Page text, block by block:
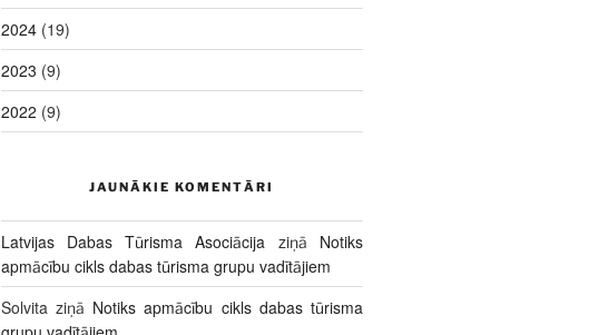
2024(19)
2023 (9)
2022 (9)
JAUNĀKIE KOMENTĀRI
Latvijas Dabas Tūrisma Asociācija ziņā Notiks
apmācību cikls dabas tūrisma grupu vadītājiem
Solvitaziņā Notiks apmācību cikls dabas tūrisma